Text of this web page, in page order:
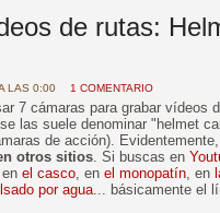
de rutas:
LAS 0:00 1 COMENTARIO
7 cámaras para grabar vídeos
las suele denominar "helmet
de acción).
otros sitios. Si buscas en
el casco, en el monopatín, en
por agua... básicamente el